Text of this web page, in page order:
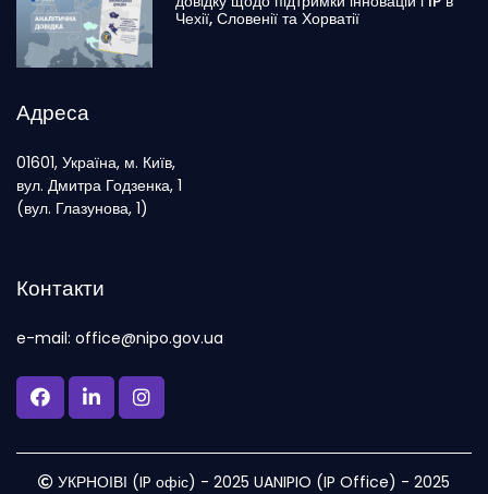
Чехії, Словенії та Хорватії
Адреса
01601, Україна, м. Київ,
вул. Дмитра Годзенка, 1
(вул. Глазунова, 1)
Контакти
e-mail: office@nipo.gov.ua
УКРНОІВІ (IP офіс) - 2025 UANIPIO (IP Office) - 2025